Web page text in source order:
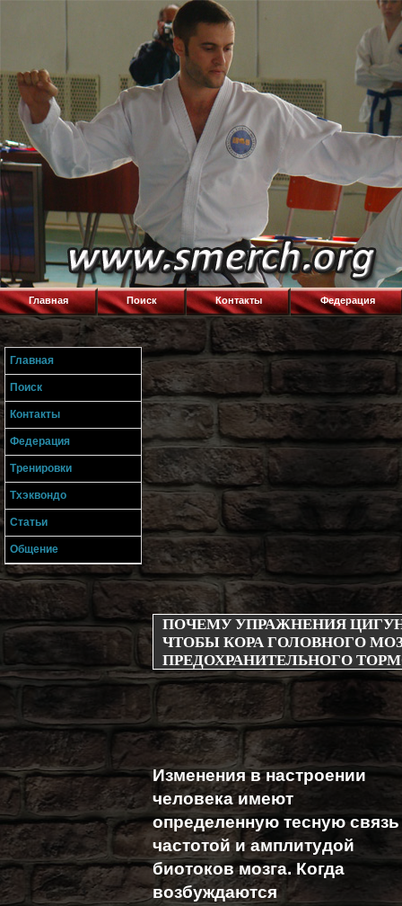
Главная Поиск Контакты Федерация
ПОЧЕМУ УПРАЖНЕНИЯ
ЧТОБЫ КОРА ГОЛОВНОГО
ПРЕДОХРАНИТЕЛЬНОГО
Изменения в настроении
человека имеют
определенную тесную связь
частотой и амплитудой
биотоков мозга. Когда
возбуждаются
Главная
Поиск
Контакты
Федерация
Тренировки
Тхэквондо
Статьи
Общение